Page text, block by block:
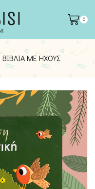
0
ΒΙΒΛΊΑ ΜΕ ΉΧΟΥΣ